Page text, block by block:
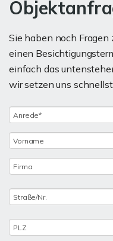
Sie haben noch
einen
einfach das
wir setzen uns